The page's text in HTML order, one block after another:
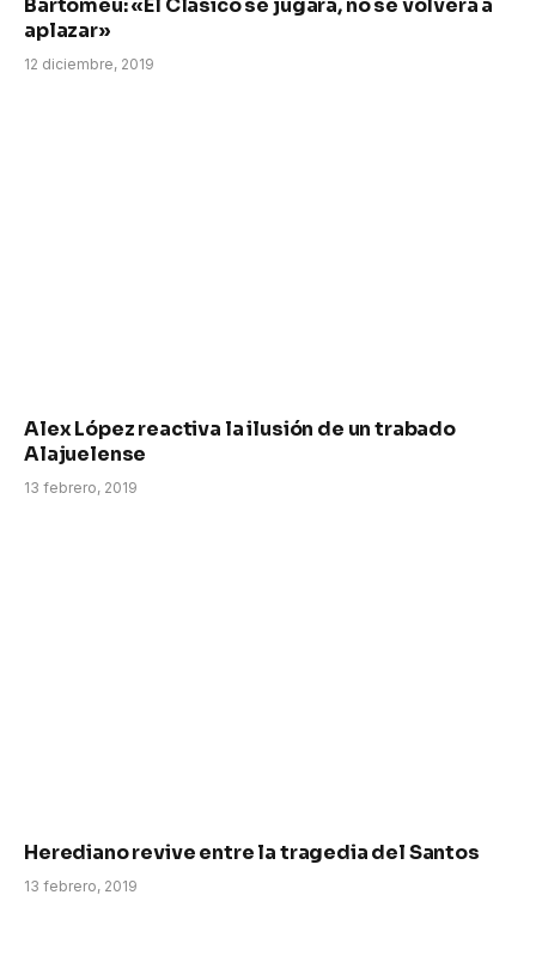
Bartomeu: «El Clásico se jugará, no se volverá a
aplazar»
12 diciembre, 2019
Alex López reactiva la ilusión de un trabado
Alajuelense
13 febrero, 2019
Herediano revive entre la tragedia del Santos
13 febrero, 2019